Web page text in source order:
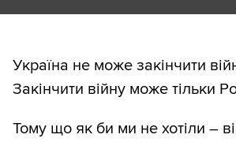
Україна не може закінчити
Закінчити війну може тільки
Тому що як би ми не хотіли –